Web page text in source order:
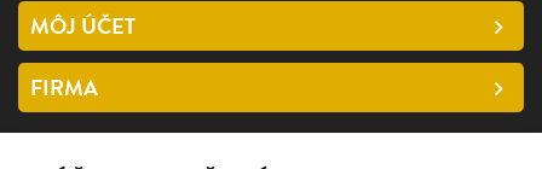
MÔJ ÚČET
FIRMA